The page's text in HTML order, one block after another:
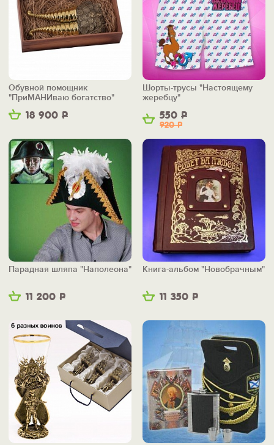
18 900 Р
Обувной помощник
"ПриМАНИваю богатство"
550 Р
920Р
Шорты-трусы "Настоящему
жеребцу"
11 200 Р
Парадная шляпа "Наполеона"
11 350 Р
Книга-альбом "Новобрачным"